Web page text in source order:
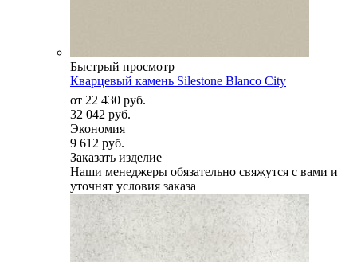
Быстрый просмотр
Кварцевый камень Silestone Blanco City
от 22 430 руб.
32 042 руб.
Экономия
9 612 руб.
Заказать изделие
Наши менеджеры обязательно свяжутся с вами и
уточнят условия заказа